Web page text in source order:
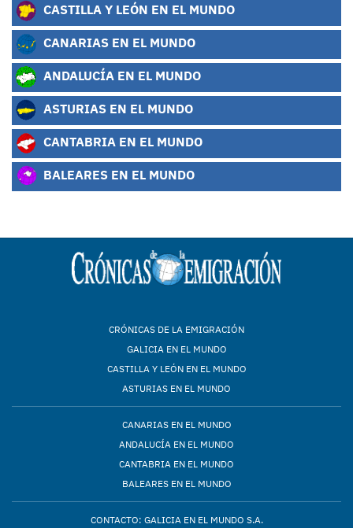
CASTILLA Y LEÓN EN EL MUNDO
CANARIAS EN EL MUNDO
ANDALUCÍA EN EL MUNDO
ASTURIAS EN EL MUNDO
CANTABRIA EN EL MUNDO
BALEARES EN EL MUNDO
CRÓNICAS DE LA EMIGRACIÓN
GALICIA EN EL MUNDO
CASTILLA Y LEÓN EN EL MUNDO
ASTURIAS EN EL MUNDO
CANARIAS EN EL MUNDO
ANDALUCÍA EN EL MUNDO
CANTABRIA EN EL MUNDO
BALEARES EN EL MUNDO
CONTACTO: GALICIA EN EL MUNDO S.A.